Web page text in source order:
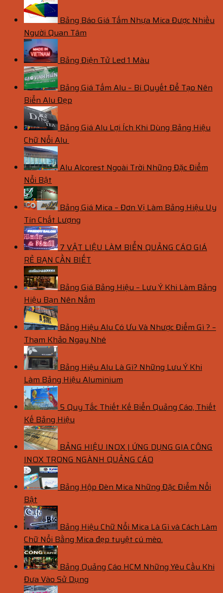
Bảng Báo Giá Tấm Nhựa Mica Được Nhiều
Người Quan Tâm
Bảng Điện Tử Led 1 Màu
Bảng Giá Tấm Alu – Bí Quyết Để Tạo Nên
Biển Alu Đẹp
Bảng Giá Alu Lợi Ích Khi Dùng Bảng Hiệu
Chữ Nổi Alu
Alu Alcorest Ngoài Trời Những Đặc Điểm
Nổi Bật
Bảng Giá Mica – Đơn Vị Làm Bảng Hiệu Uy
Tín Chất Lượng
7 VẬT LIỆU LÀM BIỂN QUẢNG CÁO GIÁ
RẺ BẠN CẦN BIẾT
Bảng Giá Bảng Hiệu – Lưu Ý Khi Làm Bảng
Hiệu Bạn Nên Nắm
Bảng Hiệu Alu Có Ưu Và Nhược Điểm Gì ? –
Tham Khảo Ngay Nhé
Bảng Hiệu Alu Là Gì? Những Lưu Ý Khi
Làm Bảng Hiệu Aluminium
5 Quy Tắc Thiết Kế Biển Quảng Cáo, Thiết
Kế Bảng Hiệu
BẢNG HIỆU INOX | ỨNG DỤNG GIA CÔNG
INOX TRONG NGÀNH QUẢNG CÁO
Bảng Hộp Đèn Mica Những Đặc Điểm Nổi
Bật
Bảng Hiệu Chữ Nổi Mica Là Gì và Cách Làm
Chữ Nổi Bằng Mica đẹp tuyệt cú mèo.
Bảng Quảng Cáo HCM Những Yêu Cầu Khi
Đưa Vào Sử Dụng